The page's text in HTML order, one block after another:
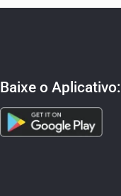
Baixe o Aplicativo: